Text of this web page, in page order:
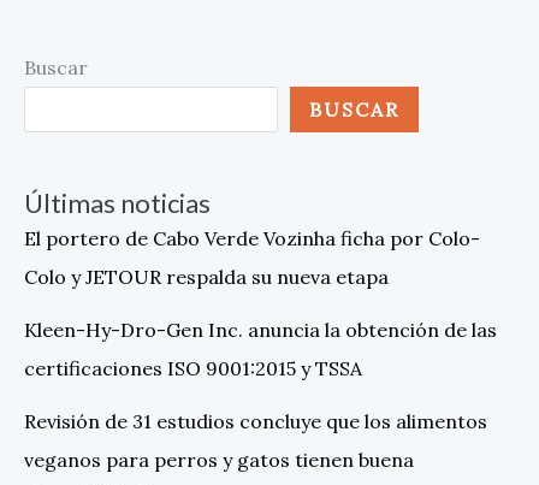
Buscar
BUSCAR
Últimas noticias
El portero de Cabo Verde Vozinha ficha por Colo-
Colo y JETOUR respalda su nueva etapa
Kleen-Hy-Dro-Gen Inc. anuncia la obtención de las
certificaciones ISO 9001:2015 y TSSA
Revisión de 31 estudios concluye que los alimentos
veganos para perros y gatos tienen buena